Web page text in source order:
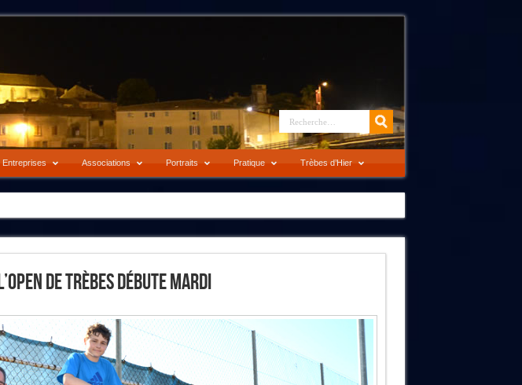
Entreprises Associations Portraits Pratique Trèbes d’Hier
De Trèbes Débute Mardi